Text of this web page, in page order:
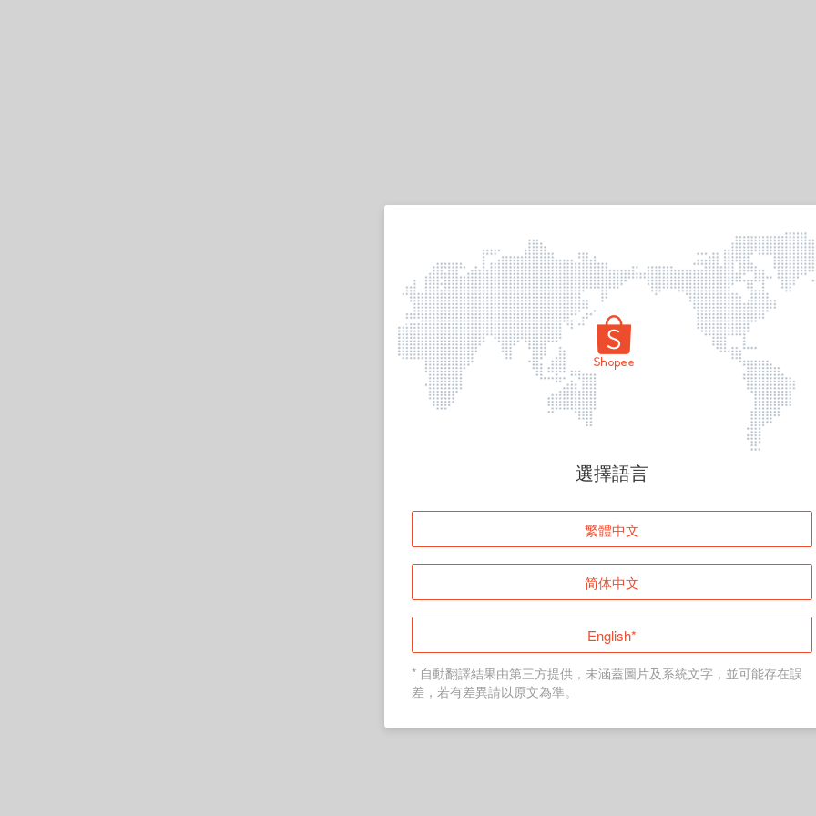
頁面無法顯示
登入
返回首頁
選擇語言
繁體中文
简体中文
English*
* 自動翻譯結果由第三方提供，未涵蓋圖片及系統文字，並可能存在誤
差，若有差異請以原文為準。